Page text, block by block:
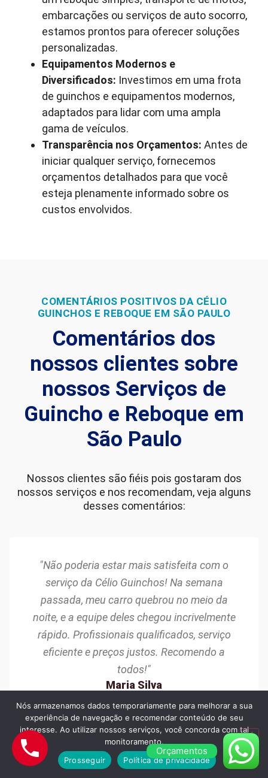
embarcações ou serviços de auto socorro,
estamos prontos para oferecer soluções
personalizadas.
Equipamentos Modernos e
Diversificados: Investimos em uma frota
de guinchos e equipamentos modernos,
adaptados para lidar com uma ampla
gama de veículos.
Transparência nos Orçamentos: Antes de
iniciar qualquer serviço, fornecemos
orçamentos detalhados para que você
esteja plenamente informado sobre os
custos envolvidos.
COMENTÁRIOS POSITIVOS DA CÉLIO
GUINCHOS E REBOQUE EM SÃO PAULO
Comentários dos
nossos clientes sobre
nossos Serviços de
Guincho e Reboque em
São Paulo
Nossos clientes são fiéis pois gostaram dos
nossos serviços e nos recomendam, veja alguns
desses comentários:
"Não poderia estar mais satisfeita com o
serviço da Célio Guinchos! Na semana
passada, meu carro quebrou no meio da
noite, e a equipe deles chegou incrivelmente
rápido. Profissionais qualificados, serviço
eficiente e preços justos. Recomendo a
todos!"
Maria Silva
Osasco/SP
Orçamentos
Nós armazenamos dados temporariamente para melhorar a sua
experiência de navegação e recomendar conteúdo de seu
interesse. Ao utilizar nossos serviços, você concorda com tal
monitoramento.
Prosseguir
Política de privacidade